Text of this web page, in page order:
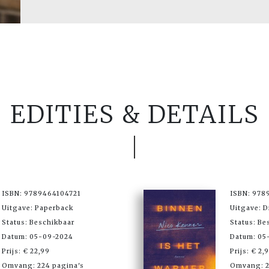
EDITIES & DETAILS
ISBN: 9789464104721
Uitgave: Paperback
Status: Beschikbaar
Datum: 05-09-2024
Prijs: € 22,99
Omvang: 224 pagina's
ISBN:
Uitgave:
Status:
Datum:
Prijs: €
Omvang: